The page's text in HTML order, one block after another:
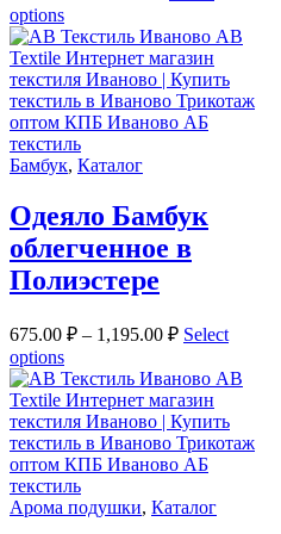
options
Бамбук, Каталог
Одеяло Бамбук
облегченное в
Полиэстере
675.00 ₽ – 1,195.00 ₽ Select
options
Арома подушки, Каталог